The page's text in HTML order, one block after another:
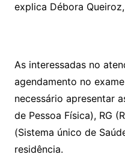
explica Débora
As interessadas no
agendamento no
necessário apresentar
de Pessoa Física), RG
(Sistema único de
residência.